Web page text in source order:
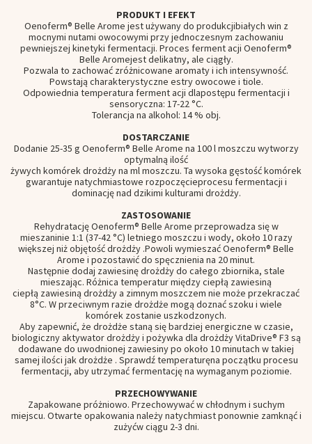
PRODUKT I EFEKT
Oenoferm® Belle Arome jest używany do produkcjibiałych win z
mocnymi nutami owocowymi przy jednoczesnym zachowaniu
pewniejszej kinetyki fermentacji. Proces fermentacji Oenoferm®
Belle Aromejest delikatny, ale ciągły.
Pozwala to zachować zróżnicowane aromaty i ich intensywność.
Powstają charakterystyczne estry owocowe i tiole.
Odpowiednia temperatura fermentacji dlapostępu fermentacji i
sensoryczna: 17-22 °C.
Tolerancja na alkohol: 14 % obj.
DOSTARCZANIE
Dodanie 25-35 g Oenoferm® Belle Arome na 100 l moszczu wytworzy
optymalną ilość
żywych komórek drożdży na ml moszczu. Ta wysoka gęstość komórek
gwarantuje natychmiastowe rozpoczęcieprocesu fermentacji i
dominację nad dzikimi kulturami drożdży.
ZASTOSOWANIE
Rehydratację Oenoferm® Belle Arome przeprowadza się w
mieszaninie 1:1 (37-42 °C) letniego moszczu i wody, około 10 razy
większej niż objętość drożdży .Powoli wymieszać Oenoferm® Belle
Arome i pozostawić do spęcznienia na 20 minut.
Następnie dodaj zawiesinę drożdży do całego zbiornika, stale
mieszając. Różnica temperatur między ciepłą zawiesiną
ciepłą zawiesiną drożdży a zimnym moszczem nie może przekraczać
8°C. Wprzeciwnym razie drożdże mogą doznać szoku i wiele
komórek zostanie uszkodzonych.
Aby zapewnić, że drożdże staną się bardziej energiczne w czasie,
biologiczny aktywator drożdży i pożywka dla drożdży VitaDrive® F3 są
dodawane do uwodnionej zawiesiny po około 10 minutach w takiej
samej ilości jakdrożdże . Sprawdź temperaturęna początku procesu
fermentacji, aby utrzymać fermentację na wymaganym poziomie.
PRZECHOWYWANIE
Zapakowane próżniowo. Przechowywać w chłodnym i suchym
miejscu. Otwarte opakowania należy natychmiast ponownie zamknąć i
zużyćw ciągu 2-3 dni.